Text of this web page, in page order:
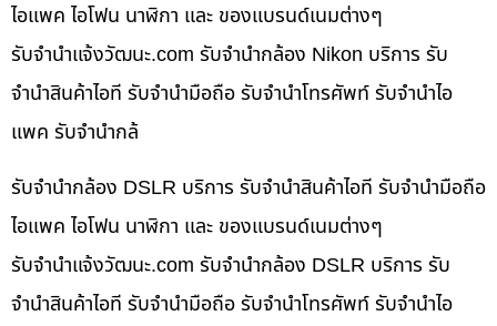
ไอแพค ไอโฟน นาฬิกา และ ของแบรนด์เนมต่างๆ
รับจํานําแจ้งวัฒนะ.com รับจำนำกล้อง Nikon บริการ รับ
จำนำสินค้าไอที รับจำนำมือถือ รับจำนำโทรศัพท์ รับจำนำไอ
แพค รับจำนำกล้
รับจำนำกล้อง DSLR บริการ รับจำนำสินค้าไอที รับจำนำมือถือ
ไอแพค ไอโฟน นาฬิกา และ ของแบรนด์เนมต่างๆ
รับจํานําแจ้งวัฒนะ.com รับจำนำกล้อง DSLR บริการ รับ
จำนำสินค้าไอที รับจำนำมือถือ รับจำนำโทรศัพท์ รับจำนำไอ